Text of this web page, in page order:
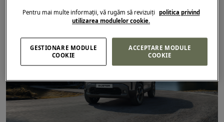
Pentru mai multe informații, vă rugăm să revizuiți politica privind
utilizarea modulelor cookie.
ACCEPTARE MODULE
COOKIE
GESTIONARE MODULE
COOKIE